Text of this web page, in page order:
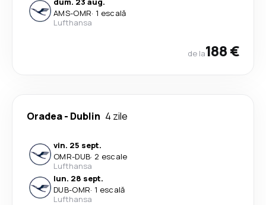
AMS-OMR· 1 escală
Lufthansa
de la188 €
Oradea- Dublin 4 zile
vin. 25 sept.
OMR-DUB· 2 escale
Lufthansa
lun. 28 sept.
DUB-OMR· 1 escală
Lufthansa